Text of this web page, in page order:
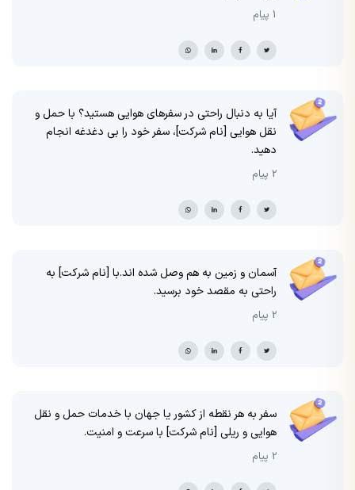
1 پیام
آیا به دنبال راحتی در سفرهای هوایی هستید؟ با حمل و
نقل هوایی [نام شرکت]، سفر خود را بی دغدغه انجام
دهید.
2 پیام
آسمان و زمین به هم وصل شده اند.با [نام شرکت] به
راحتی به مقصد خود برسید.
2 پیام
سفر به هر نقطه از کشور یا جهان با خدمات حمل و نقل
هوایی و ریلی [نام شرکت] با سرعت و امنیت.
2 پیام